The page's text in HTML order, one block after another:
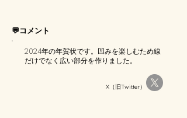
💬コメント
2024年の年賀状です。凹みを楽しむため線
だけでなく広い部分を作りました。
X（旧Twitter）